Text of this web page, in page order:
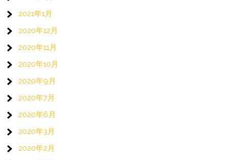
2021年1月
2020年12月
2020年11月
2020年10月
2020年9月
2020年7月
2020年6月
2020年3月
2020年2月